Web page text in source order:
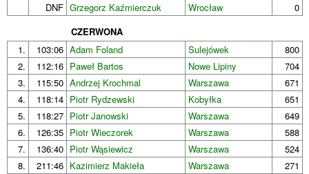
DNF Grzegorz Kaźmierczuk Wrocław
0
CZERWONA
1.
103:06 Adam Foland Sulejówek
800
2.
112:16 Paweł Bartos Nowe Lipiny
704
3.
115:50 Andrzej Krochmal Warszawa
671
4.
118:14 Piotr Rydzewski Kobyłka
651
5.
118:27 Piotr Janowski Warszawa
649
6.
126:35 Piotr Wieczorek Warszawa
588
7.
136:40 Piotr Wąsiewicz Warszawa
524
8.
211:46 Kazimierz Makieła Warszawa
271